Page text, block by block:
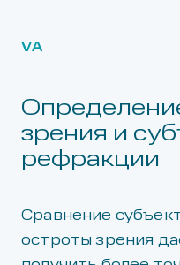
VA
зрения и
рефракции
Сравнение
остроты зрения